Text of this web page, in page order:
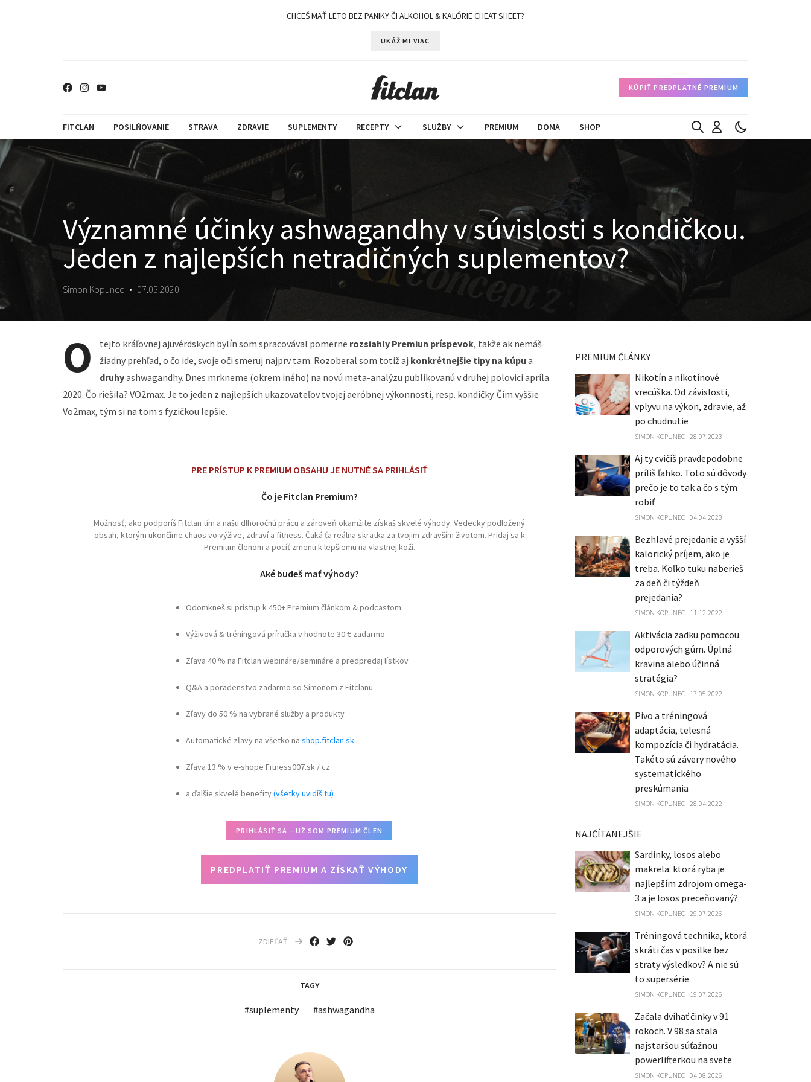
CHCEŠ MAŤ LETO BEZ PANIKY ČI ALKOHOL & KALÓRIE CHEAT SHEET?
UKÁŽ MI VIAC
KÚPIŤ PREDPLATNÉ PREMIUM
FITCLAN POSILŇOVANIE STRAVA ZDRAVIE SUPLEMENTY RECEPTY SLUŽBY PREMIUM DOMA SHOP
Významné účinky ashwagandhy v súvislosti s kondičkou.
Jeden z najlepších netradičných suplementov?
Simon Kopunec • 07.05.2020
O tejto kráľovnej ajuvérdskych bylín som spracovával pomerne rozsiahly Premiun príspevok, takže ak nemáš
žiadny prehľad, o čo ide, svoje oči smeruj najprv tam. Rozoberal som totiž aj konkrétnejšie tipy na kúpu a
druhyashwagandhy. Dnes mrkneme (okrem iného) na novú meta-analýzu publikovanú v druhej polovici apríla
2020. Čo riešila? VO2max. Je to jeden z najlepších ukazovateľov tvojej aeróbnej výkonnosti, resp. kondičky. Čím vyššie
Vo2max, tým si na tom s fyzičkou lepšie.
PRE PRÍSTUP K PREMIUM OBSAHU JE NUTNÉ SA PRIHLÁSIŤ
Čo je Fitclan Premium?
Možnosť, ako podporíš Fitclan tím a našu dlhoročnú prácu a zároveň okamžite získaš skvelé výhody. Vedecky podložený
obsah, ktorým ukončíme chaos vo výžive, zdraví a fitness. Čaká ťa reálna skratka za tvojim zdravším životom. Pridaj sa k
Premium členom a pocíť zmenu k lepšiemu na vlastnej koži.
Aké budeš mať výhody?
Odomkneš si prístup k 450+ Premium článkom & podcastom
Výživová & tréningová príručka v hodnote 30 € zadarmo
Zľava 40 % na Fitclan webináre/semináre a predpredaj lístkov
Q&A a poradenstvo zadarmo so Simonom z Fitclanu
Zľavy do 50 % na vybrané služby a produkty
Automatické zľavy na všetko nashop.fitclan.sk
Zľava 13 % v e-shope Fitness007.sk / cz
a ďalšie skvelé benefity(všetky uvidíš tu)
PRIHLÁSIŤ SA – UŽ SOM PREMIUM ČLEN
PREDPLATIŤ PREMIUM A ZÍSKAŤ VÝHODY
ZDIEĽAŤ
TAGY
#suplementy #ashwagandha
PREMIUM ČLÁNKY
Nikotín a nikotínové
vrecúška. Od závislosti,
vplyvu na výkon, zdravie, až
po chudnutie
SIMON KOPUNEC 28.07.2023
Aj ty cvičíš pravdepodobne
príliš ľahko. Toto sú dôvody
prečo je to tak a čo s tým
robiť
SIMON KOPUNEC 04.04.2023
Bezhlavé prejedanie a vyšší
kalorický príjem, ako je
treba. Koľko tuku naberieš
za deň či týždeň
prejedania?
SIMON KOPUNEC 11.12.2022
Aktivácia zadku pomocou
odporových gúm. Úplná
kravina alebo účinná
stratégia?
SIMON KOPUNEC 17.05.2022
Pivo a tréningová
adaptácia, telesná
kompozícia či hydratácia.
Takéto sú závery nového
systematického
preskúmania
SIMON KOPUNEC 28.04.2022
NAJČÍTANEJŠIE
Sardinky, losos alebo
makrela: ktorá ryba je
najlepším zdrojom omega-
3 a je losos preceňovaný?
SIMON KOPUNEC 29.07.2026
Tréningová technika, ktorá
skráti čas v posilke bez
straty výsledkov? A nie sú
to supersérie
SIMON KOPUNEC 19.07.2026
Začala dvíhať činky v 91
rokoch. V 98 sa stala
najstaršou súťažnou
powerlifterkou na svete
SIMON KOPUNEC 04.08.2026